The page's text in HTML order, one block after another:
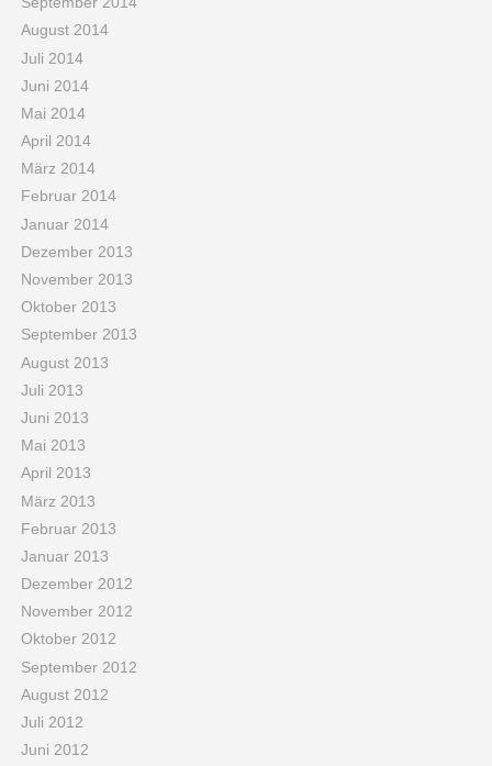
August 2014
Juli 2014
Juni 2014
Mai 2014
April 2014
März 2014
Februar 2014
Januar 2014
Dezember 2013
November 2013
Oktober 2013
September 2013
August 2013
Juli 2013
Juni 2013
Mai 2013
April 2013
März 2013
Februar 2013
Januar 2013
Dezember 2012
November 2012
Oktober 2012
September 2012
August 2012
Juli 2012
Juni 2012